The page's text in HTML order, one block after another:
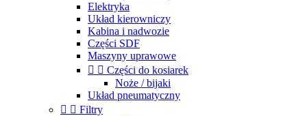
Elektryka
Układ kierowniczy
Kabina i nadwozie
Części SDF
Maszyny uprawowe
  Części do kosiarek
Noże / bijaki
Układ pneumatyczny
  Filtry